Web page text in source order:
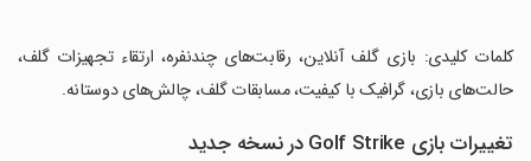
‏کلمات کلیدی: بازی گلف آنلاین، رقابت‌های چندنفره، ارتقاء تجهیزات گلف،
حالت‌های بازی، گرافیک با کیفیت، مسابقات گلف، چالش‌های دوستانه.
تغییرات بازی Golf Strike در نسخه جدید